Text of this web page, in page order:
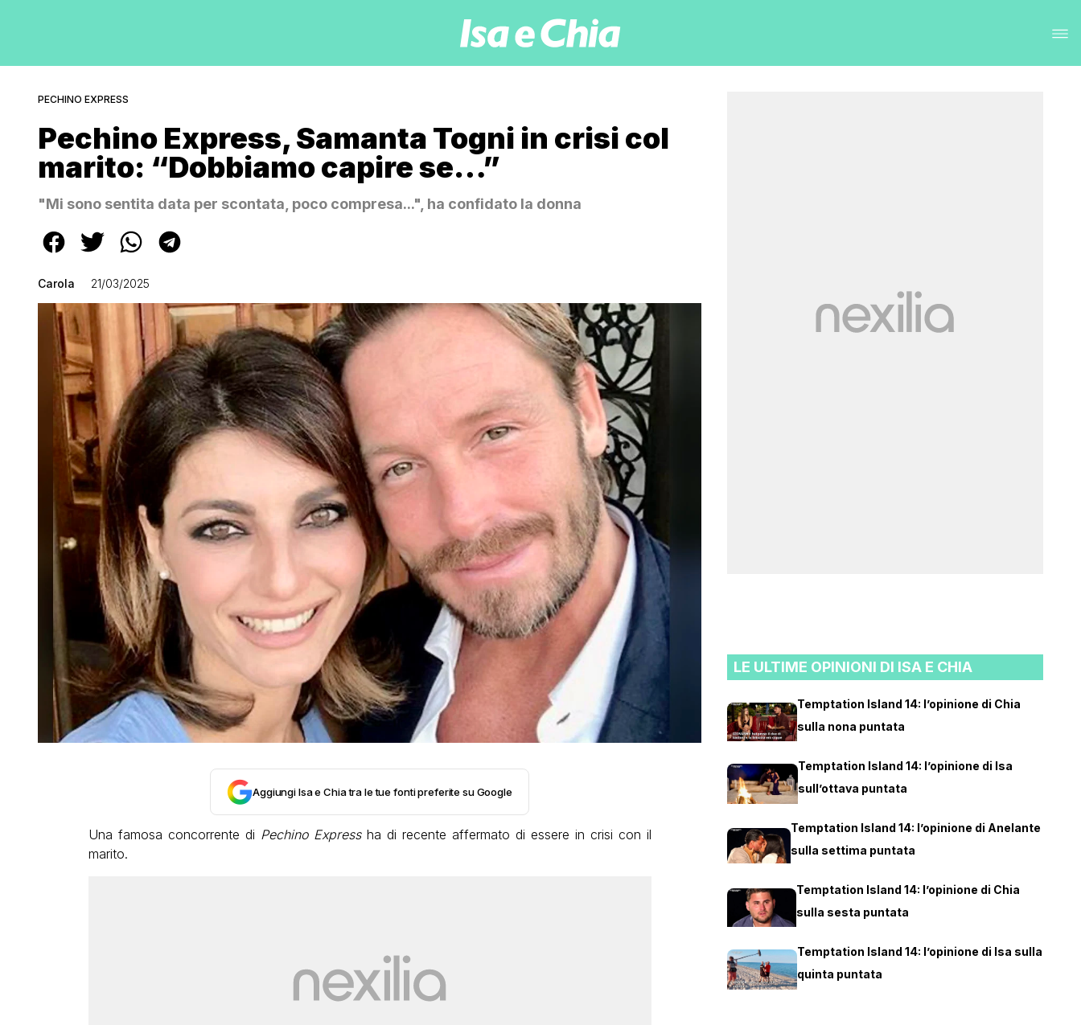
PECHINO EXPRESS
Pechino Express, Samanta Togni in crisi col
marito: “Dobbiamo capire se…”
"Mi sono sentita data per scontata, poco compresa...", ha confidato la donna
Carola 21/03/2025
Aggiungi Isa e Chia tra le tue fonti preferite su Google
Una famosa concorrente di Pechino Expressha di recente affermato di essere in crisi con il
marito.
LE ULTIME OPINIONI DI ISA E CHIA
Temptation Island 14: l’opinione di Chia
sulla nona puntata
Temptation Island 14: l’opinione di Isa
sull’ottava puntata
Temptation Island 14: l’opinione di Anelante
sulla settima puntata
Temptation Island 14: l’opinione di Chia
sulla sesta puntata
Temptation Island 14: l’opinione di Isa sulla
quinta puntata